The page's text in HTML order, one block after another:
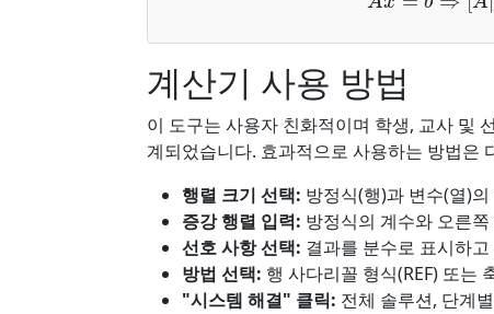
계산기 사용 방법
이 도구는 사용자 친화적이며 학생, 교사 및
계되었습니다. 효과적으로 사용하는 방법은
행렬 크기 선택: 방정식(행)과 변수(열)
증강 행렬 입력: 방정식의 계수와 오른
선호 사항 선택: 결과를 분수로 표시하
방법 선택: 행 사다리꼴 형식(REF) 또는
"시스템 해결" 클릭: 전체 솔루션, 단계